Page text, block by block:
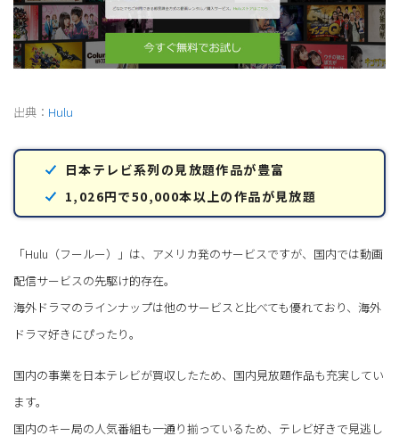
出典： Hulu
日本テレビ系列の見放題作品が豊富
1,026円で50,000本以上の作品が見放題
「Hulu（フールー）」は、アメリカ発のサービスですが、国内では動画
配信サービスの先駆け的存在。
海外ドラマのラインナップは他のサービスと比べても優れており、海外
ドラマ好きにぴったり。
国内の事業を日本テレビが買収したため、国内見放題作品も充実してい
ます。
国内のキー局の人気番組も一通り揃っているため、テレビ好きで見逃し